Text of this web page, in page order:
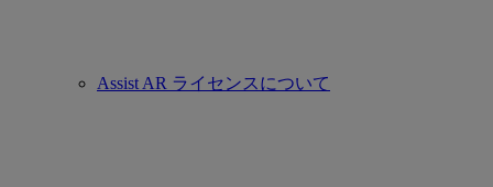
Assist AR ライセンスについて